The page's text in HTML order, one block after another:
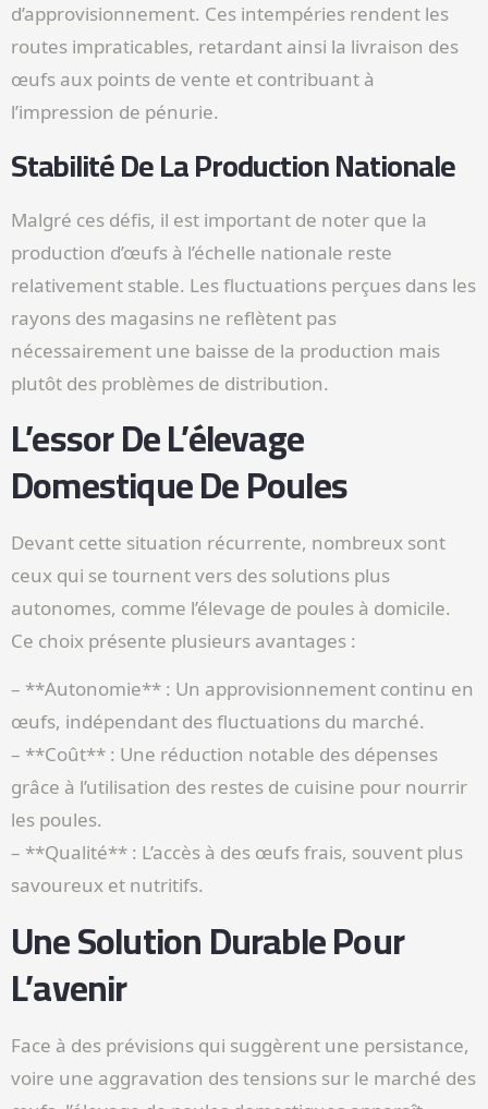
d’approvisionnement. Ces intempéries rendent les
routes impraticables, retardant ainsi la livraison des
œufs aux points de vente et contribuant à
l’impression de pénurie.
Stabilité De La Production Nationale
Malgré ces défis, il est important de noter que la
production d’œufs à l’échelle nationale reste
relativement stable. Les fluctuations perçues dans les
rayons des magasins ne reflètent pas
nécessairement une baisse de la production mais
plutôt des problèmes de distribution.
L’essor De L’élevage
Domestique De Poules
Devant cette situation récurrente, nombreux sont
ceux qui se tournent vers des solutions plus
autonomes, comme l’élevage de poules à domicile.
Ce choix présente plusieurs avantages :
– **Autonomie** : Un approvisionnement continu en
œufs, indépendant des fluctuations du marché.
– **Coût** : Une réduction notable des dépenses
grâce à l’utilisation des restes de cuisine pour nourrir
les poules.
– **Qualité** : L’accès à des œufs frais, souvent plus
savoureux et nutritifs.
Une Solution Durable Pour
L’avenir
Face à des prévisions qui suggèrent une persistance,
voire une aggravation des tensions sur le marché des